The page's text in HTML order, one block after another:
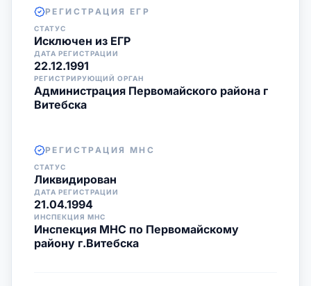
РЕГИСТРАЦИЯ ЕГР
СТАТУС
Исключен из ЕГР
ДАТА РЕГИСТРАЦИИ
22.12.1991
РЕГИСТРИРУЮЩИЙ ОРГАН
Администрация Первомайского района г
Витебска
РЕГИСТРАЦИЯ МНС
СТАТУС
Ликвидирован
ДАТА РЕГИСТРАЦИИ
21.04.1994
ИНСПЕКЦИЯ МНС
Инспекция МНС по Первомайскому
району г.Витебска